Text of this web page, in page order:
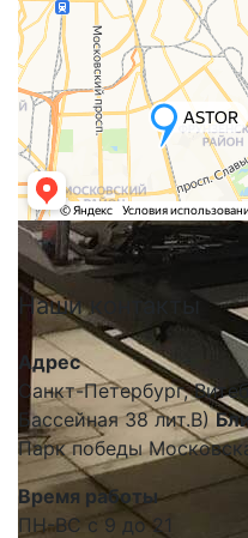
Нашиконтакты
Адрес
Санкт-Петербург,
Бассейная 38 лит.В)
Парк победы
Время работы
ПН-ВС с 9 до 21